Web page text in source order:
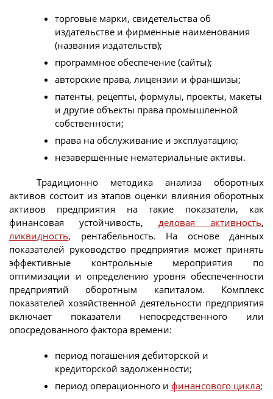
торговые марки, свидетельства об
издательстве и фирменные наименования
(названия издательств);
программное обеспечение (сайты);
авторские права, лицензии и франшизы;
патенты, рецепты, формулы, проекты, макеты
и другие объекты права промышленной
собственности;
права на обслуживание и эксплуатацию;
незавершенные нематериальные активы.
Традиционно методика анализа оборотных
активов состоит из этапов оценки влияния оборотных
активов предприятия на такие показатели, как
финансовая устойчивость, деловая активность,
ликвидность, рентабельность. На основе данных
показателей руководство предприятия может принять
эффективные контрольные мероприятия по
оптимизации и определению уровня обеспеченности
предприятий оборотным капиталом. Комплекс
показателей хозяйственной деятельности предприятия
включает показатели непосредственного или
опосредованного фактора времени:
период погашения дебиторской и
кредиторской задолженности;
период операционного и финансового цикла;